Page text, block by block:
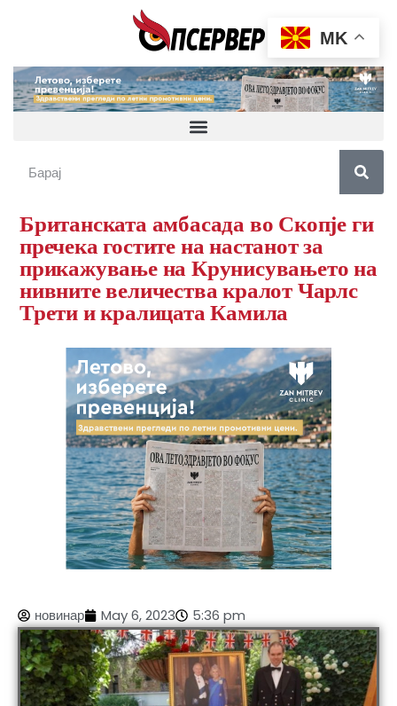
Британската амбасада во Скопје ги
пречека гостите на настанот за
прикажување на Крунисувањето на
нивните величества кралот Чарлс
Трети и кралицата Камила
новинар May 6, 2023 5:36 pm
MK